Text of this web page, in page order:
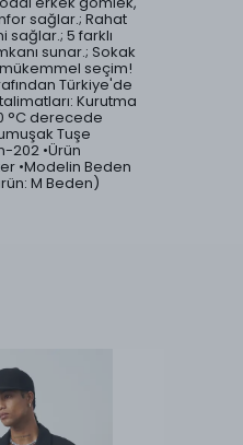
sağlar.; Rahat
5 farklı
sunar.; Sokak
seçim!
Türkiye'de
Kurutma
°C derecede
Tuşe
202 •Ürün
•Modelin Beden
M Beden)